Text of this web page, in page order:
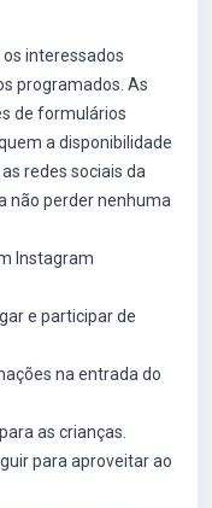
interessados
programados. As
de formulários
a disponibilidade
redes sociais da
não perder nenhuma
Instagram
e participar de
na entrada do
as crianças.
para aproveitar ao